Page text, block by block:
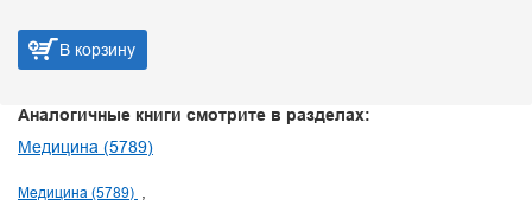
В корзину
Аналогичные книги смотрите в разделах:
Медицина (5789)
Медицина (5789)